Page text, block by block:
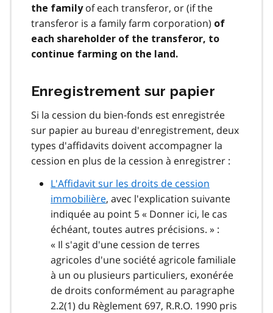
the family of each transferor, or (if the
transferor is a family farm corporation) of
each shareholder of the transferor, to
continue farming on the land.
Enregistrement sur papier
Si la cession du bien‑fonds est enregistrée
sur papier au bureau d'enregistrement, deux
types d'affidavits doivent accompagner la
cession en plus de la cession à enregistrer :
L'Affidavit sur les droits de cession
immobilière, avec l'explication suivante
indiquée au point 5 « Donner ici, le cas
échéant, toutes autres précisions. » :
« Il s'agit d'une cession de terres
agricoles d'une société agricole familiale
à un ou plusieurs particuliers, exonérée
de droits conformément au paragraphe
2.2(1) du Règlement 697, R.R.O. 1990 pris